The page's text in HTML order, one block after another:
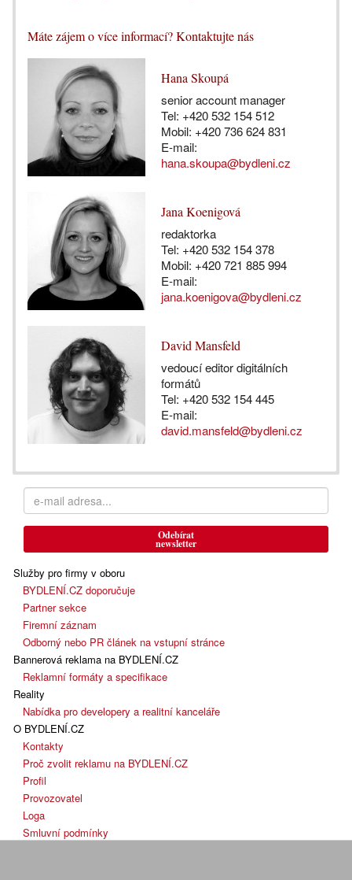
Máte zájem o více informací? Kontaktujte nás
Hana Skoupá
senior account manager
Tel: +420 532 154 512
Mobil: +420 736 624 831
E-mail:
hana.skoupa@bydleni.cz
Jana Koenigová
redaktorka
Tel: +420 532 154 378
Mobil: +420 721 885 994
E-mail:
jana.koenigova@bydleni.cz
David Mansfeld
vedoucí editor digitálních
formátů
Tel: +420 532 154 445
E-mail:
david.mansfeld@bydleni.cz
Odebírat
newsletter
Služby pro firmy v oboru
BYDLENÍ.CZ doporučuje
Partner sekce
Firemní záznam
Odborný nebo PR článek na vstupní stránce
Bannerová reklama na BYDLENÍ.CZ
Reklamní formáty a specifikace
Reality
Nabídka pro developery a realitní kanceláře
O BYDLENÍ.CZ
Kontakty
Proč zvolit reklamu na BYDLENÍ.CZ
Profil
Provozovatel
Loga
Smluvní podmínky